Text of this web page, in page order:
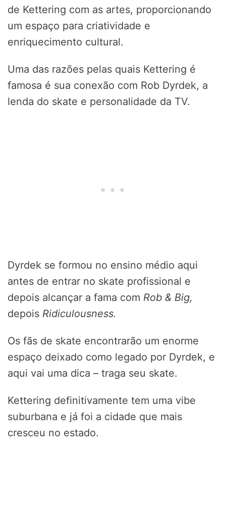
de Kettering com as artes, proporcionando
um espaço para criatividade e
enriquecimento cultural.
Uma das razões pelas quais Kettering é
famosa é sua conexão com Rob Dyrdek, a
lenda do skate e personalidade da TV.
Dyrdek se formou no ensino médio aqui
antes de entrar no skate profissional e
depois alcançar a fama com Rob & Big,
depois Ridiculousness.
Os fãs de skate encontrarão um enorme
espaço deixado como legado por Dyrdek, e
aqui vai uma dica – traga seu skate.
Kettering definitivamente tem uma vibe
suburbana e já foi a cidade que mais
cresceu no estado.